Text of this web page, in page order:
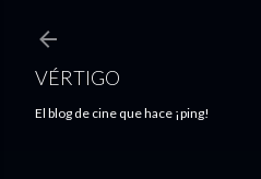
VÉRTIGO
El blog de cine que hace ¡ping!